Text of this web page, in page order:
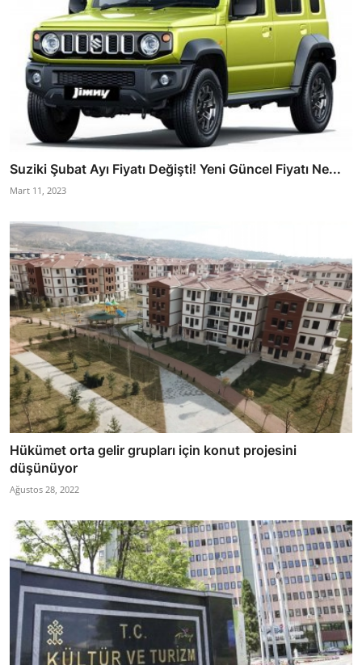
Suziki Şubat Ayı Fiyatı Değişti! Yeni Güncel Fiyatı Ne...
Mart 11, 2023
Hükümet orta gelir grupları için konut projesini
düşünüyor
Ağustos 28, 2022